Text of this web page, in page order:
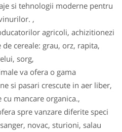
si tehnologii moderne pentru
,
agricoli, achizitionezi
cereale: grau, orz, rapita,
sorg,
va ofera o gama
si pasari crescute in aer liber,
cu mancare organica.,
spre vanzare diferite speci
novac, stu­ri­oni, salau